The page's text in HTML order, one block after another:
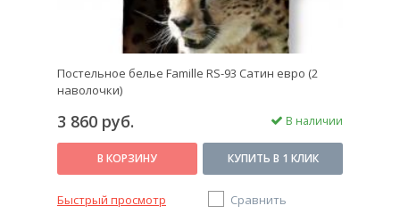
Постельное белье Famille RS-93 Сатин евро (2
наволочки)
3 860 руб. В наличии
В КОРЗИНУ КУПИТЬ В 1 КЛИК
Быстрый просмотр Сравнить